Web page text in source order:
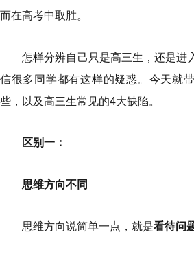
而在高考中取胜。
怎样分辨自己只是高三生，还是进
信很多同学都有这样的疑惑。今天就
些，以及高三生常见的4大缺陷。
区别一：
思维方向不同
思维方向说简单一点，就是看待问